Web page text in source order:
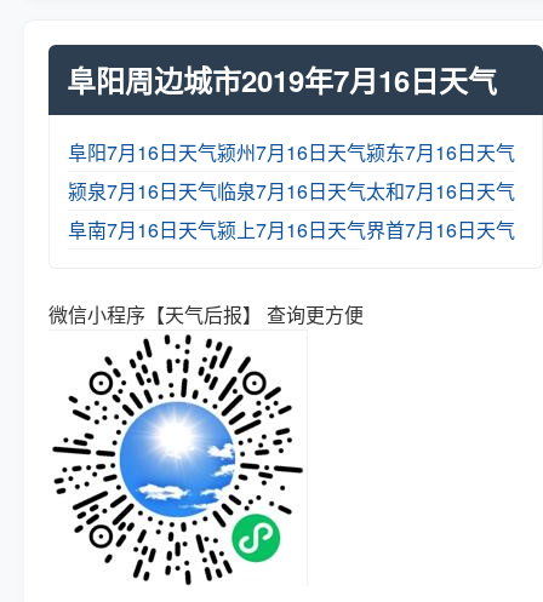
阜阳周边城市2019年7月16日天气
阜阳7月16日天气颍州7月16日天气颍东7月16日天气
颍泉7月16日天气临泉7月16日天气太和7月16日天气
阜南7月16日天气颍上7月16日天气界首7月16日天气
微信小程序【天气后报】 查询更方便